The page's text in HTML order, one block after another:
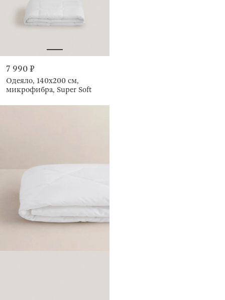
7 990 ₽
Одеяло, 140х200 см,
микрофибра, Super Soft